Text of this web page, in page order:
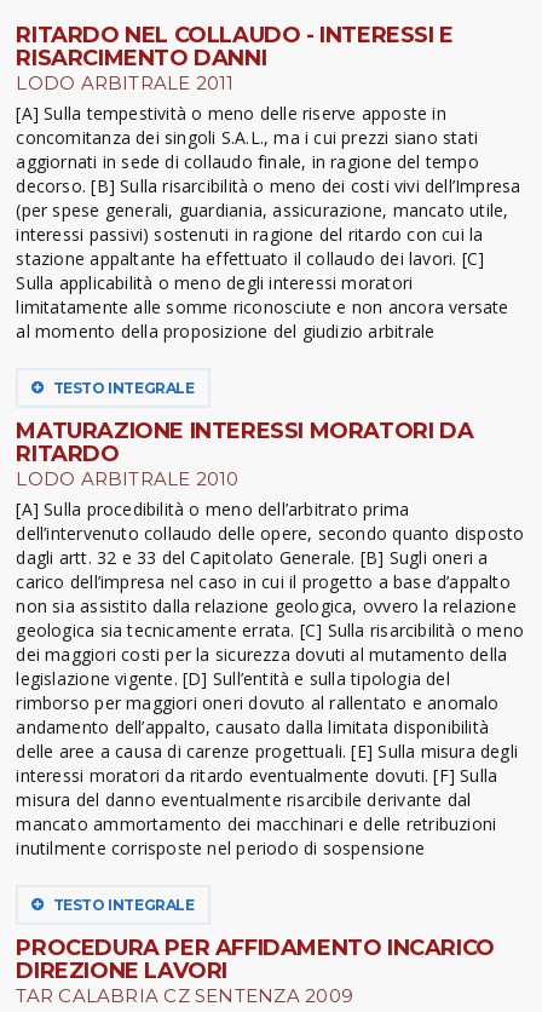
RITARDO NEL COLLAUDO - INTERESSI E
RISARCIMENTO DANNI
LODO ARBITRALE 2011
[A] Sulla tempestività o meno delle riserve apposte in
concomitanza dei singoli S.A.L., ma i cui prezzi siano stati
aggiornati in sede di collaudo finale, in ragione del tempo
decorso. [B] Sulla risarcibilità o meno dei costi vivi dell’Impresa
(per spese generali, guardiania, assicurazione, mancato utile,
interessi passivi) sostenuti in ragione del ritardo con cui la
stazione appaltante ha effettuato il collaudo dei lavori. [C]
Sulla applicabilità o meno degli interessi moratori
limitatamente alle somme riconosciute e non ancora versate
al momento della proposizione del giudizio arbitrale
TESTO INTEGRALE
MATURAZIONE INTERESSI MORATORI DA
RITARDO
LODO ARBITRALE 2010
[A] Sulla procedibilità o meno dell’arbitrato prima
dell’intervenuto collaudo delle opere, secondo quanto disposto
dagli artt. 32 e 33 del Capitolato Generale. [B] Sugli oneri a
carico dell’impresa nel caso in cui il progetto a base d’appalto
non sia assistito dalla relazione geologica, ovvero la relazione
geologica sia tecnicamente errata. [C] Sulla risarcibilità o meno
dei maggiori costi per la sicurezza dovuti al mutamento della
legislazione vigente. [D] Sull’entità e sulla tipologia del
rimborso per maggiori oneri dovuto al rallentato e anomalo
andamento dell’appalto, causato dalla limitata disponibilità
delle aree a causa di carenze progettuali. [E] Sulla misura degli
interessi moratori da ritardo eventualmente dovuti. [F] Sulla
misura del danno eventualmente risarcibile derivante dal
mancato ammortamento dei macchinari e delle retribuzioni
inutilmente corrisposte nel periodo di sospensione
TESTO INTEGRALE
PROCEDURA PER AFFIDAMENTO INCARICO
DIREZIONE LAVORI
TAR CALABRIA CZ SENTENZA 2009